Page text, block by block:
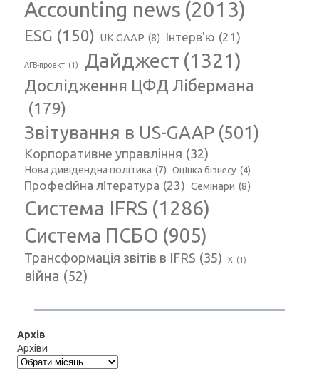
Accounting news (2013)
ESG (150) UK GAAP (8) Інтерв'ю (21)
АГВ-проект (1) Дайджест (1321)
Дослідження ЦФД Лібермана
(179)
Звітування в US-GAAP (501)
Корпоративне управління (32)
Нова дивідендна політика (7) Оцінка бізнесу (4)
Професійна література (23) Семінари (8)
Система IFRS (1286)
Система ПСБО (905)
Трансформація звітів в IFRS (35) Х (1)
війна (52)
Архів
Архіви